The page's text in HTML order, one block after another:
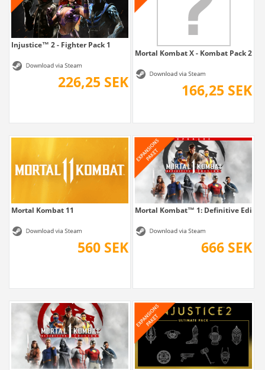
Injustice™ 2 - Fighter Pack 1
226,25 SEK
Mortal Kombat X - Kombat Pack 2
166,25 SEK
Mortal Kombat 11
560 SEK
Mortal Kombat™ 1: Definitive
666 SEK